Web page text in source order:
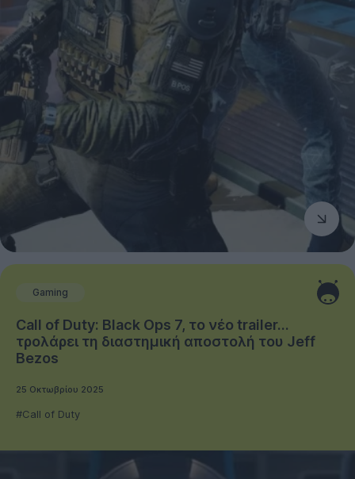
Gaming
Call of Duty: Black Ops 7, το νέο trailer...
τρολάρει τη διαστημική αποστολή του Jeff
Bezos
25 Οκτωβρίου 2025
#Call of Duty